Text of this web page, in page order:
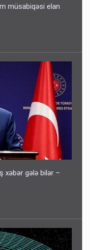
müsabiqəsi elan
xəbər gələ bilər –